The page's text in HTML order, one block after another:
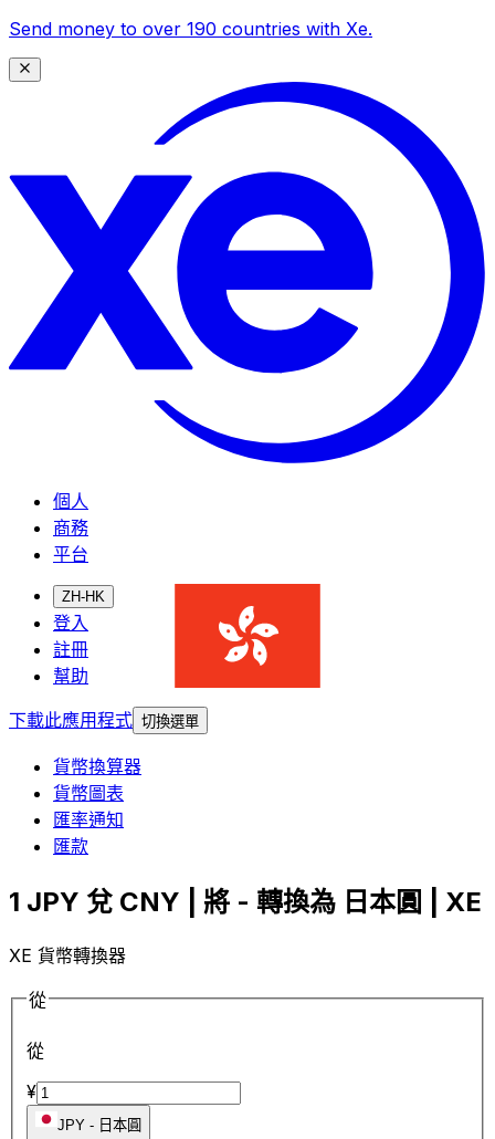
Send money to over 190 countries with Xe.
個人
商務
平台
ZH-HK
登入
註冊
幫助
下載此應用程式 切換選單
貨幣換算器
貨幣圖表
匯率通知
匯款
1 JPY 兌 CNY | 將 - 轉換為 日本圓 | XE
XE 貨幣轉換器
從
從
¥
JPY - 日本圓